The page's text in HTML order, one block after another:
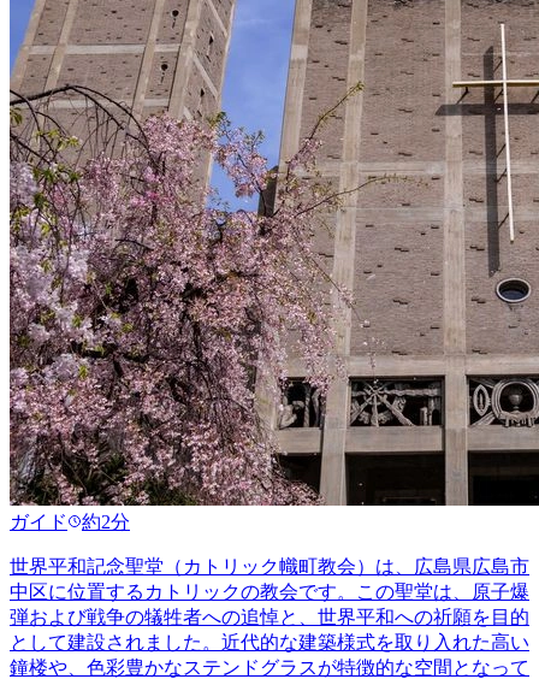
ガイド 約2分
世界平和記念聖堂（カトリック幟町教会）は、広島県広島市
中区に位置するカトリックの教会です。この聖堂は、原子爆
弾および戦争の犠牲者への追悼と、世界平和への祈願を目的
として建設されました。近代的な建築様式を取り入れた高い
鐘楼や、色彩豊かなステンドグラスが特徴的な空間となって